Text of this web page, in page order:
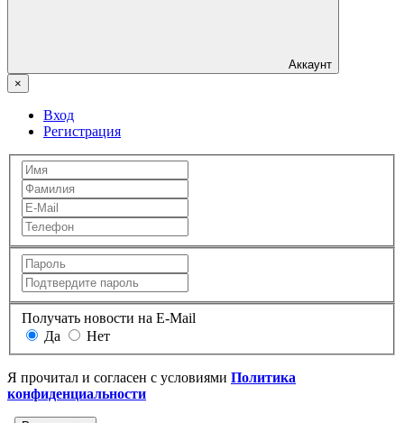
Аккаунт
×
Вход
Регистрация
Получать новости на E-Mail
Да
Нет
Я прочитал и согласен с условиями Политика
конфиденциальности